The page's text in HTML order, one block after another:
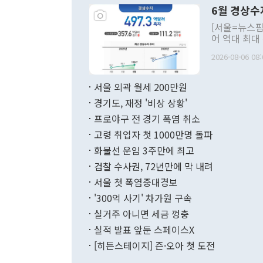
주의적 희망
관의 대북
관 부처 장
관의 무리한
다. [정동영 통일부 장관이 지난달 23일 오후 서울 종로구 정부서울청사에
무너졌다고
함께 4자 대
"우리의 선
6월 경상
[서울=뉴스
어 역대 최
료=한국은행] 한국은행이 6일 발표한 '2026년 6월 국제수지(잠정)'
며 월간 기
196.9% 급
수출은
기록했지만
로 전환됐다.
2026-08-06
서울 외곽 월세 200만원
경기도, 재정 '비상 상황'
프로야구 전 경기 폭염 취소
고령 취업자 첫 1000만명 돌파
화물선 운임 3주만에 최고
검찰 수사권, 72년만에 막 내려
서울 첫 폭염중대경보
'300억 사기' 차가원 구속
실거주 아니면 세금 껑충
실적 발표 앞둔 스페이스X
[히든스테이지] 즌·오아 첫 도전